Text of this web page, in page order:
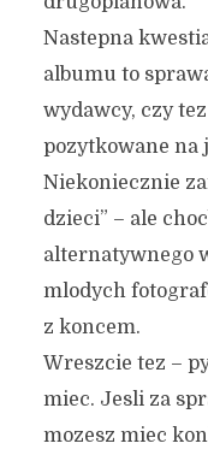
Nastepna
albumu to
wydawcy, czy
pozytkowane na
Niekoniecznie
dzieci” – ale
alternatywnego
mlodych
z koncem.
Wreszcie tez –
miec. Jesli za
mozesz miec